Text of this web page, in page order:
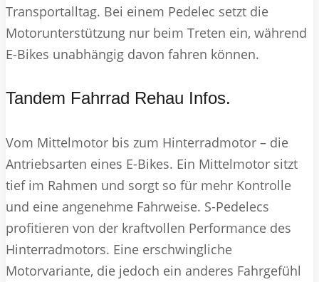
Transportalltag. Bei einem Pedelec setzt die
Motorunterstützung nur beim Treten ein, während
E-Bikes unabhängig davon fahren können.
Tandem Fahrrad Rehau Infos.
Vom Mittelmotor bis zum Hinterradmotor – die
Antriebsarten eines E-Bikes. Ein Mittelmotor sitzt
tief im Rahmen und sorgt so für mehr Kontrolle
und eine angenehme Fahrweise. S-Pedelecs
profitieren von der kraftvollen Performance des
Hinterradmotors. Eine erschwingliche
Motorvariante, die jedoch ein anderes Fahrgefühl